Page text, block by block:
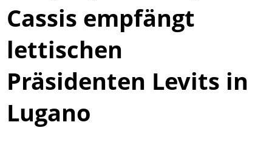
Cassis empfängt
lettischen
Präsidenten Levits in
Lugano